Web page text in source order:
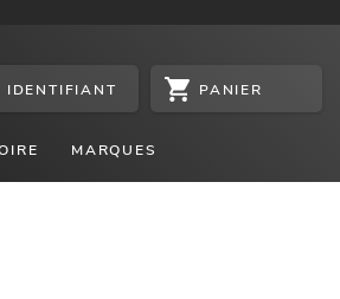
IDENTIFIANT PANIER
MARQUES